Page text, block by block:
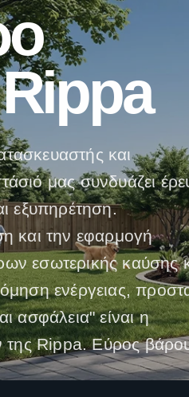
και
μας συνδυάζει
εξυπηρέτηση.
και την εφαρμογή
εσωτερικής καύσης
ενέργειας,
ασφάλεια" είναι η
της Rippa. Εύρος